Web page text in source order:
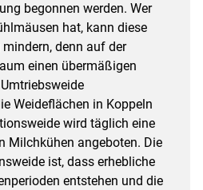
begonnen werden. Wer
hat, kann diese
denn auf der
einen übermäßigen
Weideflächen in Koppeln
wird täglich eine
Milchkühen angeboten. Die
ist, dass erhebliche
entstehen und die